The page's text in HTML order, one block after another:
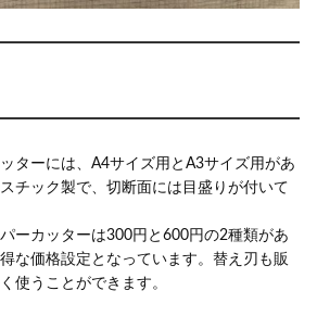
ターには、A4サイズ用とA3サイズ用があ
チック製で、切断面には目盛りが付いて
ーカッターは300円と600円の2種類があ
な価格設定となっています。替え刃も販
使うことができます。